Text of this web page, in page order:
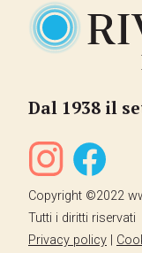
Dal 1938 il
Copyright ©2022
Tutti i diritti riservati
Privacy policy